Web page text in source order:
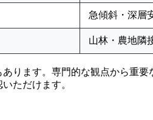
急傾斜・深層
山林・農地隣
ります。専門的な観点から重要
ただけます。